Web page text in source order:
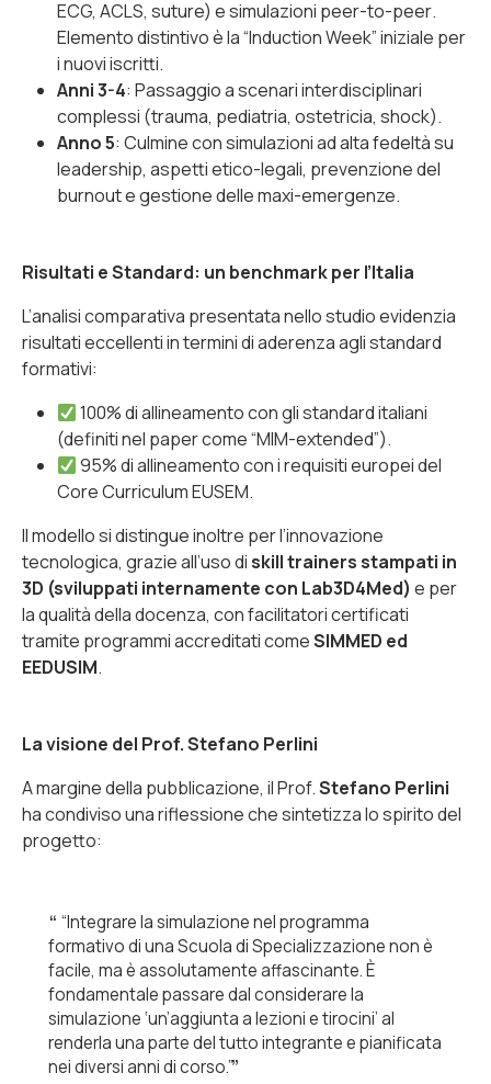
ECG, ACLS, suture) e simulazioni peer-to-peer.
Elemento distintivo è la “Induction Week” iniziale per
i nuovi iscritti.
Anni 3-4: Passaggio a scenari interdisciplinari
complessi (trauma, pediatria, ostetricia, shock).
Anno 5: Culmine con simulazioni ad alta fedeltà su
leadership, aspetti etico-legali, prevenzione del
burnout e gestione delle maxi-emergenze.
Risultati e Standard: un benchmark per l’Italia
L’analisi comparativa presentata nello studio evidenzia
risultati eccellenti in termini di aderenza agli standard
formativi:
100% di allineamento con gli standard italiani
(definiti nel paper come “MIM-extended”).
95% di allineamento con i requisiti europei del
Core CurriculumEUSEM.
Il modello si distingue inoltre per l’innovazione
tecnologica, grazie all’uso diskill trainersstampati in
3D (sviluppati internamente con Lab3D4Med) e per
la qualità della docenza, con facilitatori certificati
tramite programmi accreditati comeSIMMED ed
EEDUSIM.
La visione del Prof. Stefano Perlini
A margine della pubblicazione, il Prof.Stefano Perlini
ha condiviso una riflessione che sintetizza lo spirito del
progetto:
“Integrare la simulazione nel programma
formativo di una Scuola di Specializzazione non è
facile, ma è assolutamente affascinante. È
fondamentale passare dal considerare la
simulazione ‘un’aggiunta a lezioni e tirocini’ al
renderla una parte del tutto integrante e pianificata
nei diversi anni di corso.”